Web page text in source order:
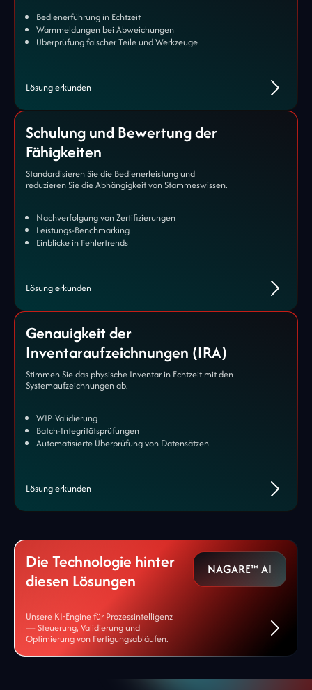
Bedienerführung in Echtzeit
Warnmeldungen bei Abweichungen
Überprüfung falscher Teile und Werkzeuge
Lösung erkunden
Schulung und Bewertung der
Fähigkeiten
Standardisieren Sie die Bedienerleistung und
reduzieren Sie die Abhängigkeit von Stammeswissen.
Nachverfolgung von Zertifizierungen
Leistungs-Benchmarking
Einblicke in Fehlertrends
Lösung erkunden
Genauigkeit der
Inventaraufzeichnungen (IRA)
Stimmen Sie das physische Inventar in Echtzeit mit den
Systemaufzeichnungen ab.
WIP-Validierung
Batch-Integritätsprüfungen
Automatisierte Überprüfung von Datensätzen
Lösung erkunden
Die Technologie hinter
diesen Lösungen
NAGARE™ AI
Unsere KI-Engine für Prozessintelligenz
— Steuerung, Validierung und
Optimierung von Fertigungsabläufen.